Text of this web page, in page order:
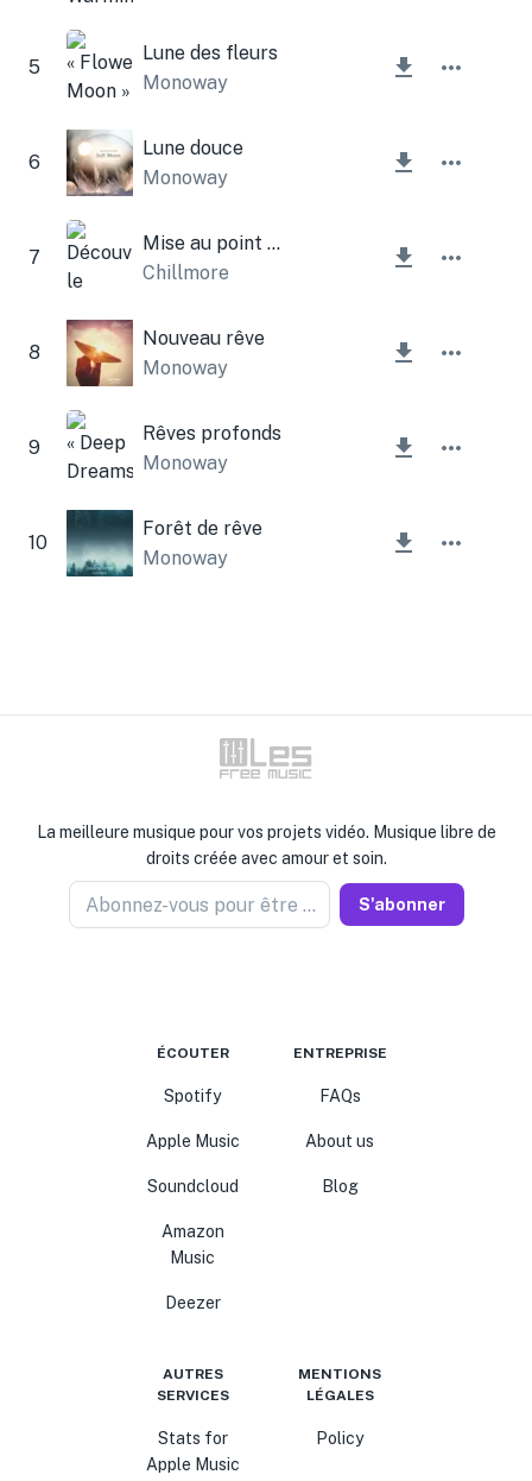
5
Lune des fleurs
Monoway
6
Lune douce
Monoway
7
Mise au point profonde
Chillmore
8
Nouveau rêve
Monoway
9
Rêves profonds
Monoway
10
Forêt de rêve
Monoway
La meilleure musique pour vos projets vidéo. Musique libre de
droits créée avec amour et soin.
Abonnez-vous pour être informé S'abonner
ÉCOUTER
Spotify
Apple Music
Soundcloud
Amazon
Music
Deezer
ENTREPRISE
FAQs
About us
Blog
AUTRES
SERVICES
Stats for
Apple Music
MENTIONS
LÉGALES
Policy